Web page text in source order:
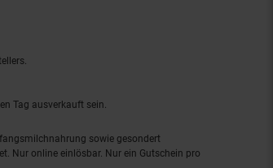
Tag ausverkauft sein.
sowie gesondert
Nur online einlösbar. Nur ein Gutschein pro